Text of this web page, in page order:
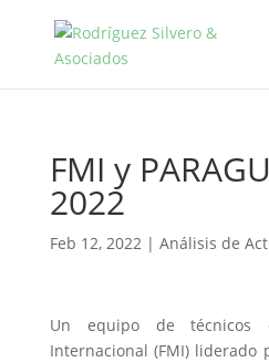
FMI y
2022
Feb 12, 2022| Análisis de
Un equipo de técnicos
Internacional (FMI) liderado